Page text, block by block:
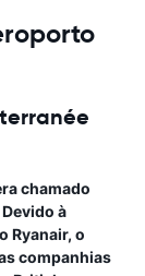
chamado
à
Ryanair, o
companhias